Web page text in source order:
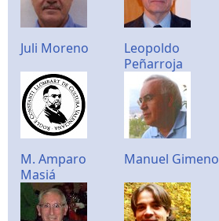
Juli Moreno
Leopoldo
Peñarroja
M. Amparo
Masiá
Manuel Gimeno